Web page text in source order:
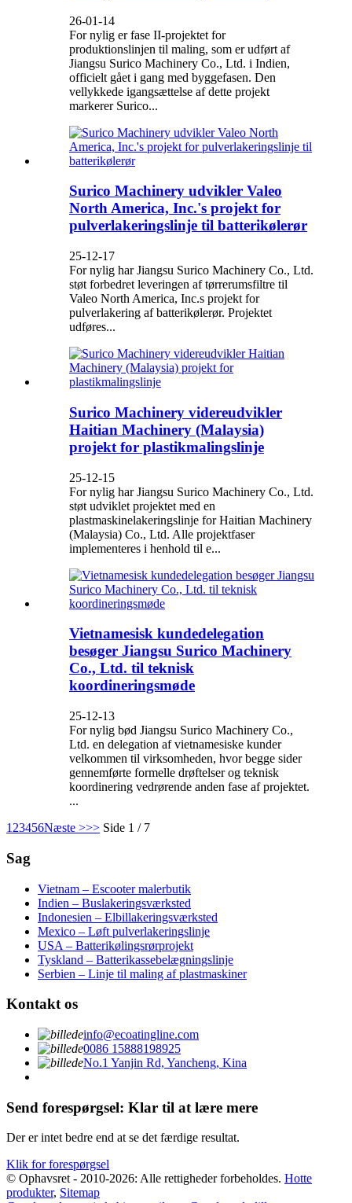
26-01-14
For nylig er fase II-projektet for
produktionslinjen til maling, som er udført af
Jiangsu Surico Machinery Co., Ltd. i Indien,
officielt gået i gang med byggefasen. Den
vellykkede igangsættelse af dette projekt
markerer Surico...
Surico Machinery udvikler Valeo
North America, Inc.'s projekt for
pulverlakeringslinje til batterikølerør
25-12-17
For nylig har Jiangsu Surico Machinery Co., Ltd.
støt forbedret leveringen af ​​tørrerumsfiltre til
Valeo North America, Inc.s projekt for
pulverlakering af batterikølerør. Projektet
udføres...
Surico Machinery videreudvikler
Haitian Machinery (Malaysia)
projekt for plastikmalingslinje
25-12-15
For nylig har Jiangsu Surico Machinery Co., Ltd.
støt udviklet projektet med en
plastmaskinelakeringslinje for Haitian Machinery
(Malaysia) Co., Ltd. Alle projektfaser
implementeres i henhold til e...
Vietnamesisk kundedelegation
besøger Jiangsu Surico Machinery
Co., Ltd. til teknisk
koordineringsmøde
25-12-13
For nylig bød Jiangsu Surico Machinery Co.,
Ltd. en delegation af vietnamesiske kunder
velkommen til virksomheden, hvor begge sider
gennemførte formelle drøftelser og teknisk
koordinering vedrørende anden fase af projektet.
...
1 23456Næste >>> Side 1 / 7
Sag
Vietnam – Escooter malerbutik
Indien – Buslakeringsværksted
Indonesien – Elbillakeringsværksted
Mexico – Løft pulverlakeringslinje
USA – Batterikølingsrørprojekt
Tyskland – Batterikassebelægningslinje
Serbien – Linje til maling af plastmaskiner
Kontakt os
info@ecoatingline.com
0086 15888198925
No.1 Yanjin Rd, Yancheng, Kina
Send forespørgsel: Klar til at lære mere
Der er intet bedre end at se det færdige resultat.
Klik for forespørgsel
© Ophavsret - 2010-2026: Alle rettigheder forbeholdes. Hotte
produkter, Sitemap